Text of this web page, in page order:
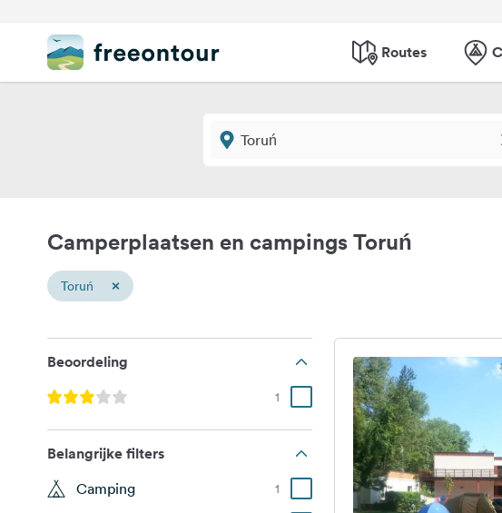
Routes
Camperplaatsen en campings Toruń
Toruń ×
Beoordeling
1
Belangrijke filters
Camping 1